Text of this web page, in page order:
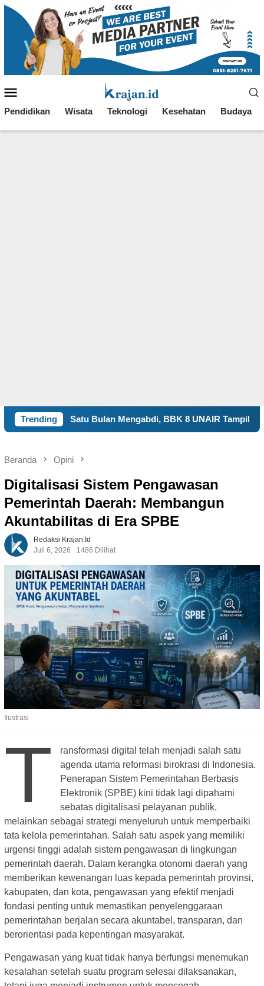
Loncat
Mobile
Pendidikan Wisata Teknologi Kesehatan Budaya
Trending
Mengabdi, BBK 8 UNAIR Tampilkan Capaian Program
Beranda Opini
Digitalisasi Sistem Pengawasan
Pemerintah Daerah: Membangun
Akuntabilitas di Era SPBE
Redaksi Krajan.id
Juli 6, 2026
1486 Dilihat
Ilustrasi
T
ransformasi digital telah menjadi salah satu
agenda utama reformasi birokrasi di Indonesia.
Penerapan Sistem Pemerintahan Berbasis
Elektronik (SPBE) kini tidak lagi dipahami
sebatas digitalisasi pelayanan publik,
melainkan sebagai strategi menyeluruh untuk memperbaiki
tata kelola pemerintahan. Salah satu aspek yang memiliki
urgensi tinggi adalah sistem pengawasan di lingkungan
pemerintah daerah. Dalam kerangka otonomi daerah yang
memberikan kewenangan luas kepada pemerintah provinsi,
kabupaten, dan kota, pengawasan yang efektif menjadi
fondasi penting untuk memastikan penyelenggaraan
pemerintahan berjalan secara akuntabel, transparan, dan
berorientasi pada kepentingan masyarakat.
Pengawasan yang kuat tidak hanya berfungsi menemukan
kesalahan setelah suatu program selesai dilaksanakan,